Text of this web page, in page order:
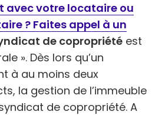
avec votre locataire ou
? Faites appel à un
de copropriété est
». Dès lors qu’un
à au moins deux
la gestion de l’immeuble
de copropriété. A